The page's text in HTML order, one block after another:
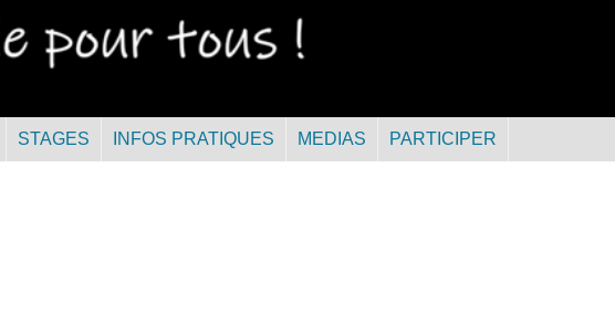
STAGES INFOS PRATIQUES MEDIAS PARTICIPER